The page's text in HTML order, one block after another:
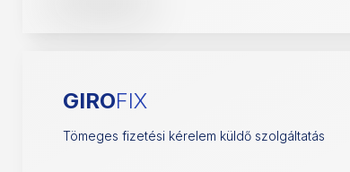
GIROFIX
Tömeges fizetési kérelem küldő szolgáltatás